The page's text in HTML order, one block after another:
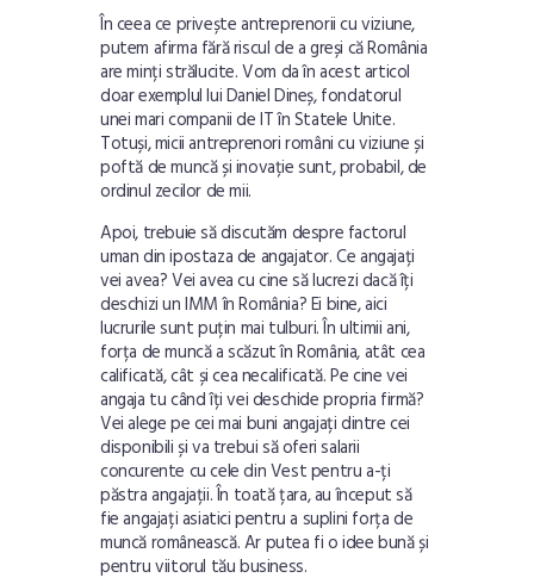
În ceea ce privește antreprenorii cu viziune,
putem afirma fără riscul de a greși că România
are minți strălucite. Vom da în acest articol
doar exemplul lui Daniel Dineș, fondatorul
unei mari companii de IT în Statele Unite.
Totuși, micii antreprenori români cu viziune și
poftă de muncă și inovație sunt, probabil, de
ordinul zecilor de mii.
Apoi, trebuie să discutăm despre factorul
uman din ipostaza de angajator. Ce angajați
vei avea? Vei avea cu cine să lucrezi dacă îți
deschizi un IMM în România? Ei bine, aici
lucrurile sunt puțin mai tulburi. În ultimii ani,
forța de muncă a scăzut în România, atât cea
calificată, cât și cea necalificată. Pe cine vei
angaja tu când îți vei deschide propria firmă?
Vei alege pe cei mai buni angajați dintre cei
disponibili și va trebui să oferi salarii
concurente cu cele din Vest pentru a-ți
păstra angajații. În toată țara, au început să
fie angajați asiatici pentru a suplini forța de
muncă românească. Ar putea fi o idee bună și
pentru viitorul tău business.